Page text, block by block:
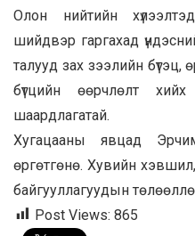
Олон нийтийн
шийдвэр гаргахад
талууд зах зээлийн бүтэц,
бүтцийн өөрчлөлт
шаардлагатай.
Хугацааны явцад
өргөтгөнө. Хувийн
байгууллагуудын
Post Views: 865